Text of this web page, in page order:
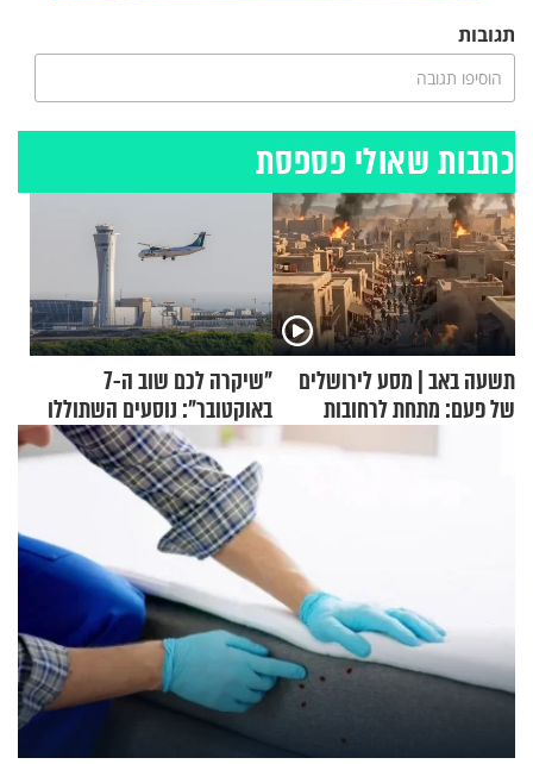
תגובות
הוסיפו תגובה
כתבות שאולי פספסת
תשעה באב | מסע לירושלים
של פעם: מתחת לרחובות
"שיקרה לכם שוב ה-7
באוקטובר": נוסעים השתוללו
בטיסה לפרנקפורט ונעצרו
לאחר שתקפו שוטרים